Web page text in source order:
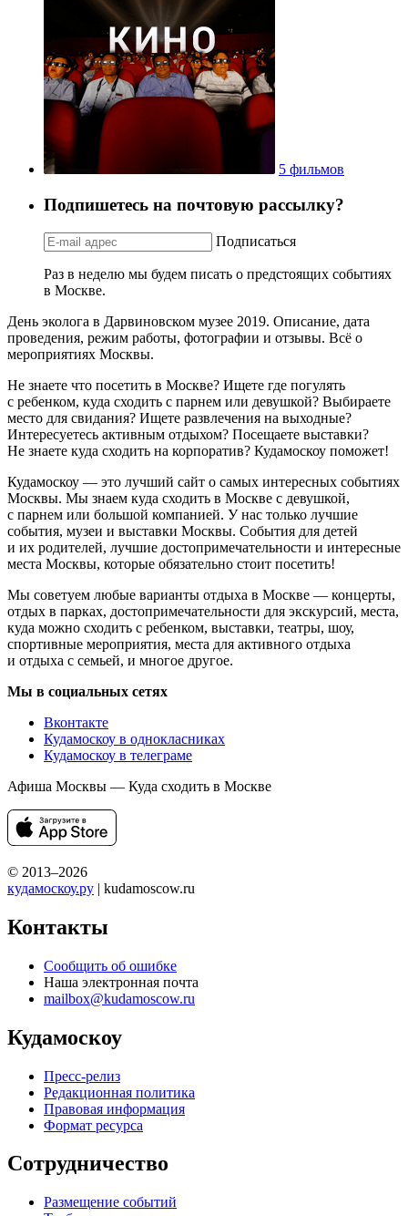
5 фильмов
Подпишетесь на почтовую рассылку?
Подписаться
Раз в неделю мы будем писать о предстоящих событиях
в Москве.
День эколога в Дарвиновском музее 2019. Описание, дата
проведения, режим работы, фотографии и отзывы. Всё о
мероприятиях Москвы.
Не знаете что посетить в Москве? Ищете где погулять
с ребенком, куда сходить с парнем или девушкой? Выбираете
место для свидания? Ищете развлечения на выходные?
Интересуетесь активным отдыхом? Посещаете выставки?
Не знаете куда сходить на корпоратив? Кудамоскоу поможет!
Кудамоскоу — это лучший сайт о самых интересных событиях
Москвы. Мы знаем куда сходить в Москве с девушкой,
с парнем или большой компанией. У нас только лучшие
события, музеи и выставки Москвы. События для детей
и их родителей, лучшие достопримечательности и интересные
места Москвы, которые обязательно стоит посетить!
Мы советуем любые варианты отдыха в Москве — концерты,
отдых в парках, достопримечательности для экскурсий, места,
куда можно сходить с ребенком, выставки, театры, шоу,
спортивные мероприятия, места для активного отдыха
и отдыха с семьей, и многое другое.
Мы в социальных сетях
Вконтакте
Кудамоскоу в однокласниках
Кудамоскоу в телеграме
Афиша Москвы — Куда сходить в Москве
© 2013–2026
кудамоскоу.ру | kudamoscow.ru
Контакты
Сообщить об ошибке
Наша электронная почта
mailbox@kudamoscow.ru
Кудамоскоу
Пресс-релиз
Редакционная политика
Правовая информация
Формат ресурса
Сотрудничество
Размещение событий